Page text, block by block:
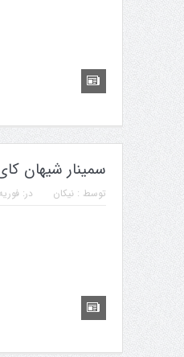
سمینار شیهان
توسط :نیکان در:فوریه 23, 2018